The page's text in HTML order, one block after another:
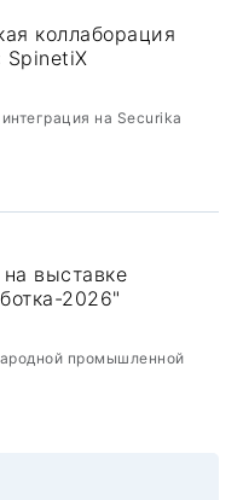
коллаборация
SpinetiX
на Securika
выставке
2026"
промышленной